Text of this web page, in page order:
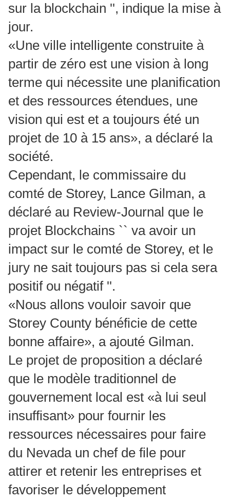
sur la blockchain '', indique la mise à
jour.
«Une ville intelligente construite à
partir de zéro est une vision à long
terme qui nécessite une planification
et des ressources étendues, une
vision qui est et a toujours été un
projet de 10 à 15 ans», a déclaré la
société.
Cependant, le commissaire du
comté de Storey, Lance Gilman, a
déclaré au Review-Journal que le
projet Blockchains `` va avoir un
impact sur le comté de Storey, et le
jury ne sait toujours pas si cela sera
positif ou négatif ''.
«Nous allons vouloir savoir que
Storey County bénéficie de cette
bonne affaire», a ajouté Gilman.
Le projet de proposition a déclaré
que le modèle traditionnel de
gouvernement local est «à lui seul
insuffisant» pour fournir les
ressources nécessaires pour faire
du Nevada un chef de file pour
attirer et retenir les entreprises et
favoriser le développement